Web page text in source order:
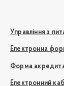
Управління з
Електронна
Форма
Електронний